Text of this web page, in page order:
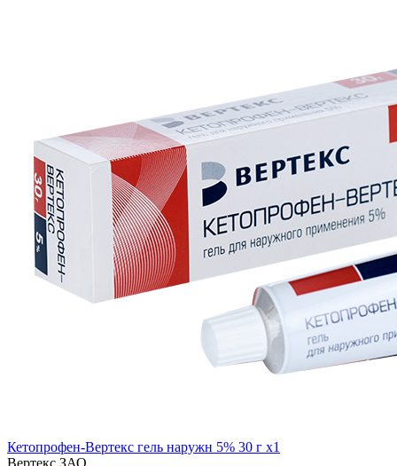
Кетопрофен-Вертекс гель наружн 5% 30 г x1
Вертекс ЗАО